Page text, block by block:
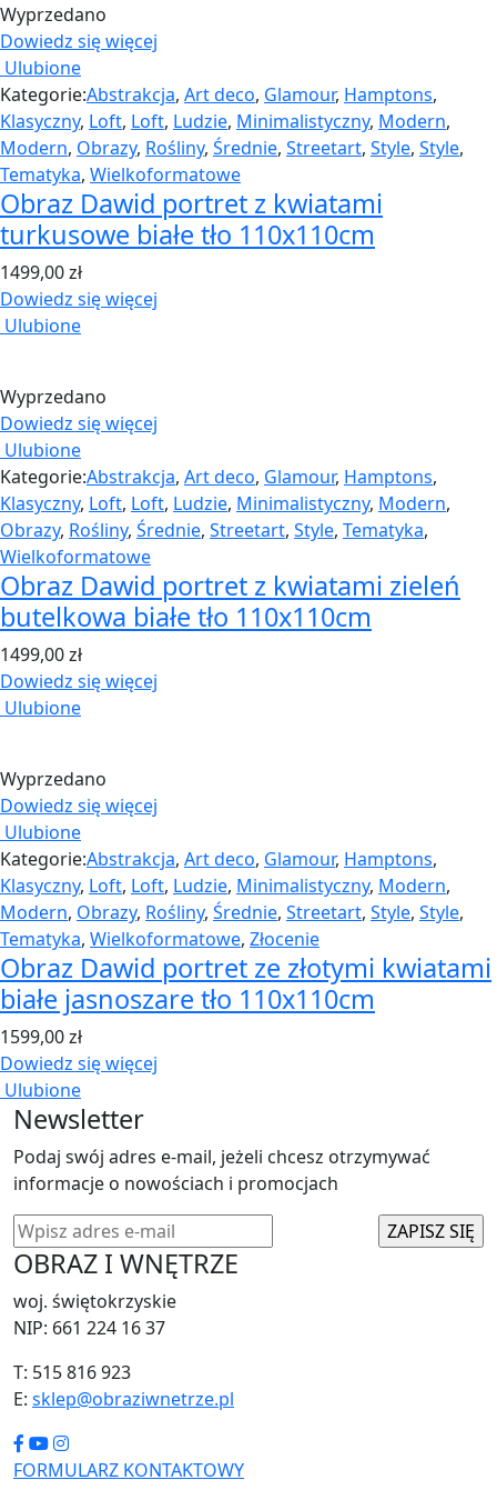
Wyprzedano
Dowiedz się więcej
Ulubione
Kategorie:Abstrakcja, Art deco, Glamour, Hamptons,
Klasyczny, Loft, Loft, Ludzie, Minimalistyczny, Modern,
Modern, Obrazy, Rośliny, Średnie, Streetart, Style, Style,
Tematyka, Wielkoformatowe
Obraz Dawid portret z kwiatami
turkusowe białe tło 110x110cm
1499,00zł
Dowiedz się więcej
Ulubione
Wyprzedano
Dowiedz się więcej
Ulubione
Kategorie:Abstrakcja, Art deco, Glamour, Hamptons,
Klasyczny, Loft, Loft, Ludzie, Minimalistyczny, Modern,
Obrazy, Rośliny, Średnie, Streetart, Style, Tematyka,
Wielkoformatowe
Obraz Dawid portret z kwiatami zieleń
butelkowa białe tło 110x110cm
1499,00zł
Dowiedz się więcej
Ulubione
Wyprzedano
Dowiedz się więcej
Ulubione
Kategorie:Abstrakcja, Art deco, Glamour, Hamptons,
Klasyczny, Loft, Loft, Ludzie, Minimalistyczny, Modern,
Modern, Obrazy, Rośliny, Średnie, Streetart, Style, Style,
Tematyka, Wielkoformatowe, Złocenie
Obraz Dawid portret ze złotymi kwiatami
białe jasnoszare tło 110x110cm
1599,00zł
Dowiedz się więcej
Ulubione
Newsletter
Podaj swój adres e-mail, jeżeli chcesz otrzymywać
informacje o nowościach i promocjach
OBRAZ I WNĘTRZE
woj. świętokrzyskie
NIP: 661 224 16 37
T: 515 816 923
E: sklep@obraziwnetrze.pl
FORMULARZ KONTAKTOWY